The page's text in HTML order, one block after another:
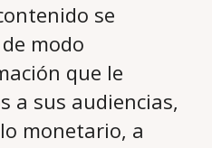
se
modo
que le
a sus audiencias,
monetario, a